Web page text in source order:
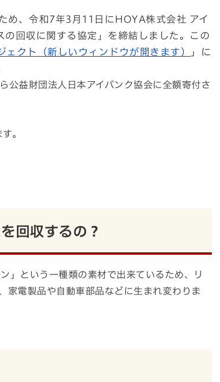
め、令和7年3月11日にHOYA株式会社 アイ
回収に関する協定」を締結しました。この
ェクト（新しいウィンドウが開きます）
」に
公益財団法人日本アイバンク協会に全額寄付さ
。
回収するの？
」という一種類の素材で出来ているため、リ
家電製品や自動車部品などに生まれ変わりま